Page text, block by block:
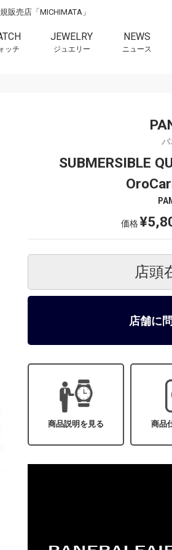
販売店「MICHIMATA」
ッチ
JEWELRY
ジュエリー
NEWS
ニュース
パ
SUBMERSIBLE
価格
店頭
店舗に
商品説明を見る 商品